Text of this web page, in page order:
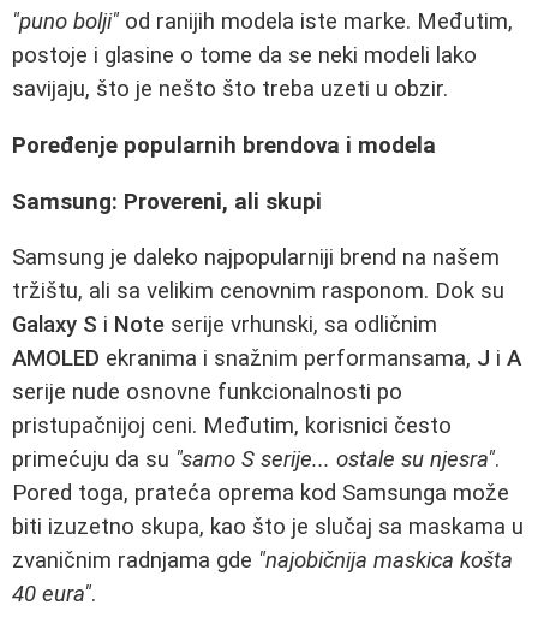
"puno bolji" od ranijih modela iste marke. Međutim,
postoje i glasine o tome da se neki modeli lako
savijaju, što je nešto što treba uzeti u obzir.
Poređenje popularnih brendova i modela
Samsung: Provereni, ali skupi
Samsung je daleko najpopularniji brend na našem
tržištu, ali sa velikim cenovnim rasponom. Dok su
Galaxy S i Note serije vrhunski, sa odličnim
AMOLED ekranima i snažnim performansama, J i A
serije nude osnovne funkcionalnosti po
pristupačnijoj ceni. Međutim, korisnici često
primećuju da su "samo S serije... ostale su njesra".
Pored toga, prateća oprema kod Samsunga može
biti izuzetno skupa, kao što je slučaj sa maskama u
zvaničnim radnjama gde "najobičnija maskica košta
40 eura".